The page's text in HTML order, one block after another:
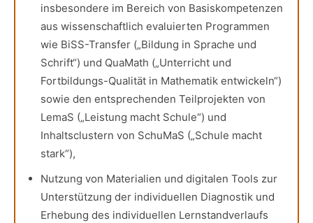
insbesondere im Bereich von Basiskompetenzen
aus wissenschaftlich evaluierten Programmen
wie BiSS-Transfer („Bildung in Sprache und
Schrift“) und QuaMath („Unterricht und
Fortbildungs-Qualität in Mathematik entwickeln“)
sowie den entsprechenden Teilprojekten von
LemaS („Leistung macht Schule“) und
Inhaltsclustern von SchuMaS („Schule macht
stark“),
Nutzung von Materialien und digitalen Tools zur
Unterstützung der individuellen Diagnostik und
Erhebung des individuellen Lernstandverlaufs